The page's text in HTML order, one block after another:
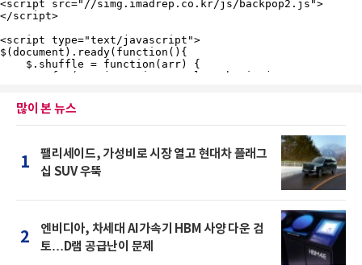
많이 본 뉴스
1
팰리세이드, 가성비로 시장 열고 현대차 플래그
십 SUV 우뚝
2
엔비디아, 차세대 AI가속기 HBM 사양 다운 검
토…D램 공급난이 문제